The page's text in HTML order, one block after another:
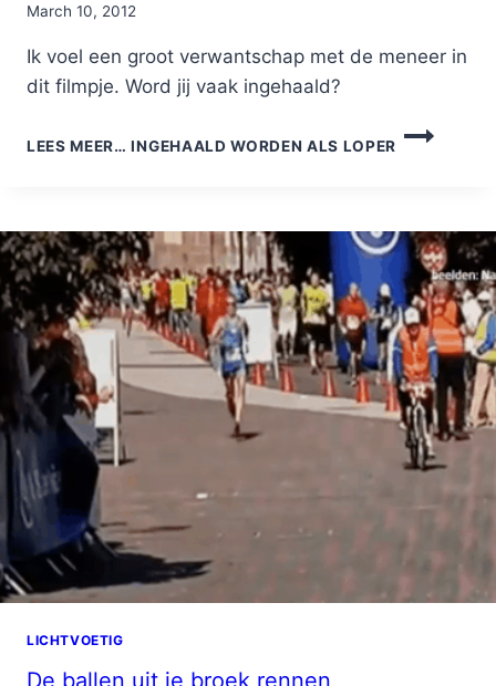
By
March 10, 2012
Ik voel een groot verwantschap met de meneer in
dit filmpje. Word jij vaak ingehaald?
LEES MEER… INGEHAALD WORDEN ALS LOPER
LICHTVOETIG
De ballen uit je broek rennen